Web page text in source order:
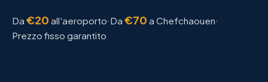
Da €20 all'aeroporto·Da €70 a Chefchaouen·
Prezzo fisso garantito